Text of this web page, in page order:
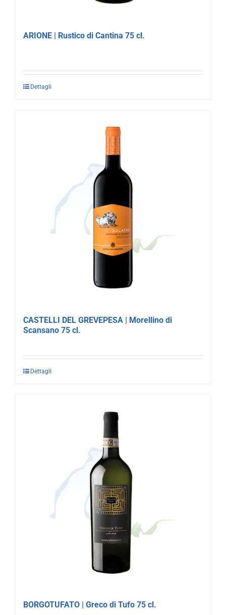
ARIONE | Rustico di Cantina 75 cl.
Dettagli
CASTELLI DEL GREVEPESA | Morellino di
Scansano 75 cl.
Dettagli
BORGOTUFATO | Greco di Tufo 75 cl.